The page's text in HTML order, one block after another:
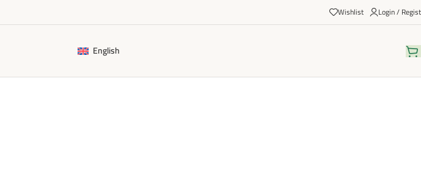
Wishlist Login /
English